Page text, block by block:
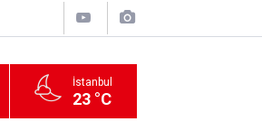
İstanbul
23 °C